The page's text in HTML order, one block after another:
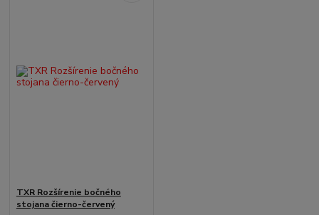
TXR Rozšírenie bočného
stojana čierno-červený